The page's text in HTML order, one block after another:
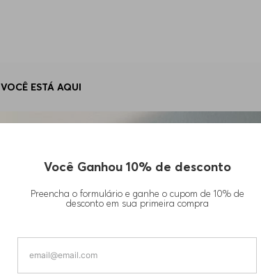
Você Ganhou 10% de desconto
Preencha o formulário e ganhe o cupom de 10% de
desconto em sua primeira compra
VOCÊ ESTÁ AQUI
HUGO BOSS
Receba as últimas novidades da
novos produtos, especiais